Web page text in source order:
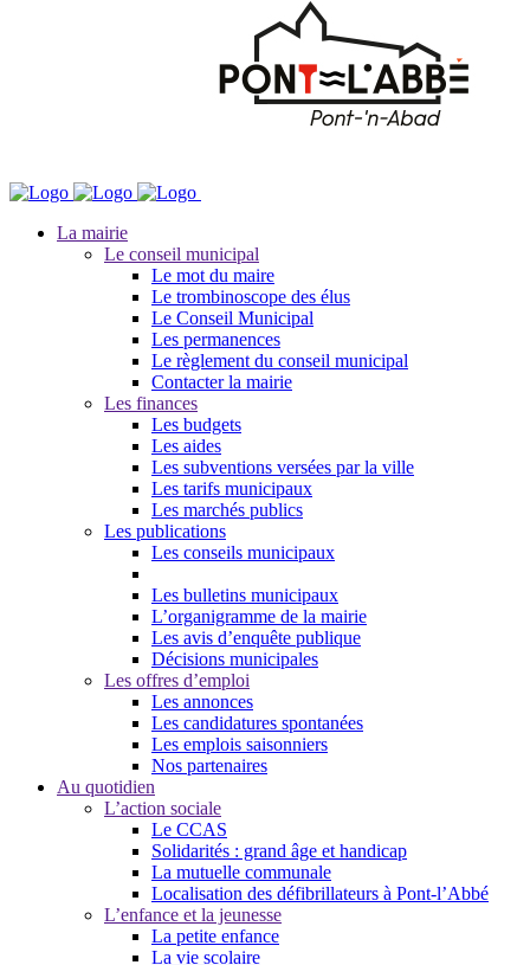
La mairie
Le conseil municipal
Le mot du maire
Le trombinoscope des élus
Le Conseil Municipal
Les permanences
Le règlement du conseil municipal
Contacter la mairie
Les finances
Les budgets
Les aides
Les subventions versées par la ville
Les tarifs municipaux
Les marchés publics
Les publications
Les conseils municipaux
Les bulletins municipaux
L’organigramme de la mairie
Les avis d’enquête publique
Décisions municipales
Les offres d’emploi
Les annonces
Les candidatures spontanées
Les emplois saisonniers
Nos partenaires
Au quotidien
L’action sociale
Le CCAS
Solidarités : grand âge et handicap
La mutuelle communale
Localisation des défibrillateurs à Pont-l’Abbé
L’enfance et la jeunesse
La petite enfance
La vie scolaire